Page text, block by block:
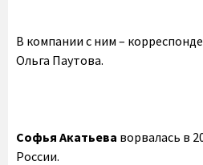
В компании с ним –
Ольга Паутова.
Софья Акатьева ворвалась в
России.